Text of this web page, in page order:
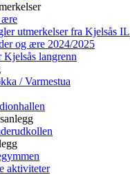
ære
utmerkelser fra Kjelsås IL
og ære 2024/2025
Kjelsås langrenn
/ Varmestua
aktiviteter